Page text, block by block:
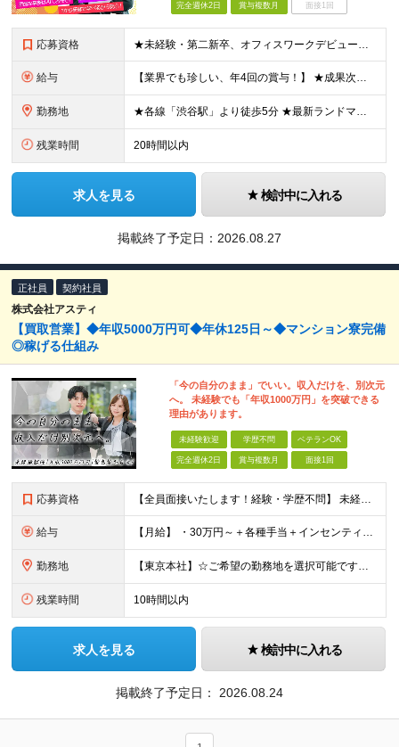
完全週休2日 賞与複数月 面接1回
応募資格 ★未経験・第二新卒、オフィスワークデビュー大歓迎 ★平均年齢は28.6歳！ ★20代の若手メンバーが中心になって活躍している職場です！ ●学歴不問 ※35歳以下の方（若年層の長期キャリア形成） ★こ
給与 【業界でも珍しい、年4回の賞与！】 ★成果次第でスピード昇給可 →20代で年収700万〜900万超も！ ■未経験：月給26〜30万円＋賞与年4回（業績による）＋各種手当 ※経験・スキルを考慮して決定
勤務地 ★各線「渋谷駅」より徒歩5分 ★最新ランドマークオフィスです！ ★転勤はありません 【本社】 東京都渋谷区道玄坂2-25-12 道玄坂通 dogenzaka-dori 5階 ※(変更の範囲)上記を除
残業時間 20時間以内
求人を見る 検討中に入れる
掲載終了予定日： 2026.08.27
正社員 契約社員
株式会社アスティ
【買取営業】◆年収5000万円可◆年休125日～◆マンション寮完備
◎稼げる仕組み
「今の自分のまま」でいい。収入だけを、別次元
へ。 未経験でも「年収1000万円」を突破できる
理由があります。
未経験歓迎 学歴不問 ベテランOK
完全週休2日 賞与複数月 面接1回
応募資格 【全員面接いたします！経験・学歴不問】 未経験から稼ぎたい人＜第二新卒・社会人デビュー歓迎＞ ☆職種・業種未経験歓迎！未経験から稼げる環境です。 ◇人柄・意欲重視の選考！◇ 面接はお互いのことを知
給与 【月給】 ・30万円～＋各種手当＋インセンティブ ・試用期間(6ヶ月) ※固定残業代は、時間外労働の有無に関わらず月34時間分を月5.6万円支給 ※上記を超える時間外労働分は追加で支給 ※試用期間中の
勤務地 【東京本社】☆ご希望の勤務地を選択可能です！U・Iターン歓迎 〒171-0021 東京都豊島区西池袋２丁目３９－８ ■新宿営業所 「新宿御苑前駅」より徒歩5分、「新宿三丁目駅」より徒歩8分 東京都新
残業時間 10時間以内
求人を見る 検討中に入れる
掲載終了予定日： 2026.08.24